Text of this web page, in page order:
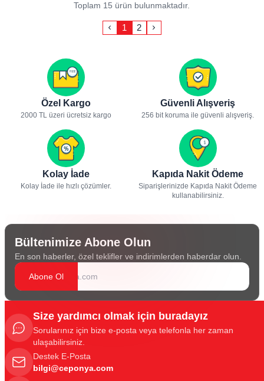
Toplam 15 ürün bulunmaktadır.
1 2
Özel Kargo
2000 TL üzeri ücretsiz kargo
Güvenli Alışveriş
256 bit koruma ile güvenli alışveriş.
Kolay İade
Kolay İade ile hızlı çözümler.
Kapıda Nakit Ödeme
Siparişlerinizde Kapıda Nakit Ödeme
kullanabilirsiniz.
Bültenimize Abone Olun
En son haberler, özel teklifler ve indirimlerden haberdar olun.
Abone Ol
Size yardımcı olmak için buradayız
Sorularınız için bize e-posta veya telefonla her zaman
ulaşabilirsiniz.
Destek E-Posta
bilgi@ceponya.com